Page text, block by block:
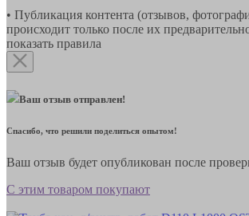
• Публикация контента (отзывов,
происходит только после их
показать правила
Ваш отзыв отправлен!
Спасибо, что решили поделиться опытом!
Ваш отзыв будет опубликован после
С этим товаром покупают